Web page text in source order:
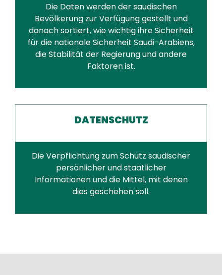
Die Daten werden der saudischen
Bevölkerung zur Verfügung gestellt und
danach sortiert, wie wichtig ihre Sicherheit
für die nationale Sicherheit Saudi-Arabiens,
die Stabilität der Regierung und andere
Faktoren ist.
DATENSCHUTZ
Die Verpflichtung zum Schutz saudischer
persönlicher und staatlicher
Informationen und die Mittel, mit denen
dies geschehen soll.